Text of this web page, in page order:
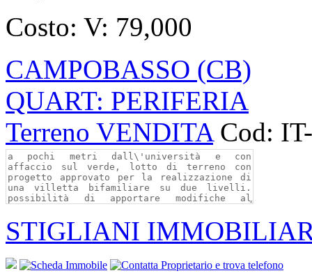
Costo: V: 79,000
CAMPOBASSO (CB)
QUART: PERIFERIA
Terreno VENDITA Cod:
STIGLIANI